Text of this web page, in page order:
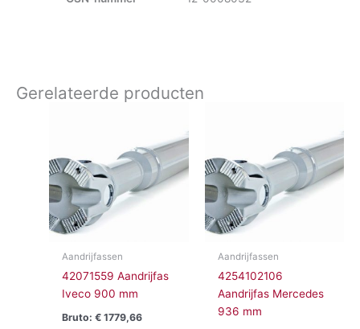
Gerelateerde producten
Aandrijfassen
42071559 Aandrijfas
Iveco 900 mm
Bruto:€ 1779,66
Aandrijfassen
4254102106
Aandrijfas Mercedes
936 mm